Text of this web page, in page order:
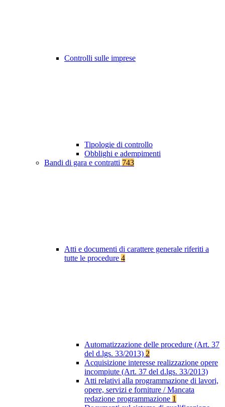
Controlli sulle imprese
Tipologie di controllo
Obblighi e adempimenti
Bandi di gara e contratti 743
Atti e documenti di carattere generale riferiti a
tutte le procedure 4
Automatizzazione delle procedure (Art. 37
del d.lgs. 33/2013) 2
Acquisizione interesse realizzazione opere
incompiute (Art. 37 del d.lgs. 33/2013)
Atti relativi alla programmazione di lavori,
opere, servizi e forniture / Mancata
redazione programmazione 1